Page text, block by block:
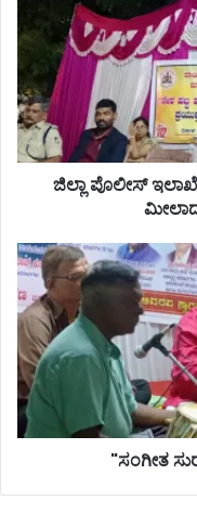
ಜಿಲ್ಲಾ ಪೊಲೀಸ್
"ಸಂಗೀತ